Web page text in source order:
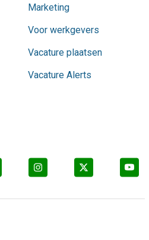
Marketing
Voor werkgevers
Vacature plaatsen
Vacature Alerts